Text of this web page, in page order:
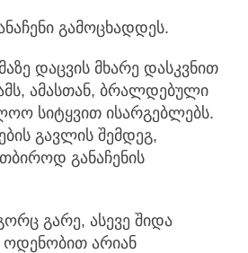
გამოცხადდეს.
დაცვის მხარე დასკვნით
ამასთან, ბრალდებული
სიტყვით ისარგებლებს.
გავლის შემდეგ,
განაჩენის
გარე, ასევე შიდა
არიან